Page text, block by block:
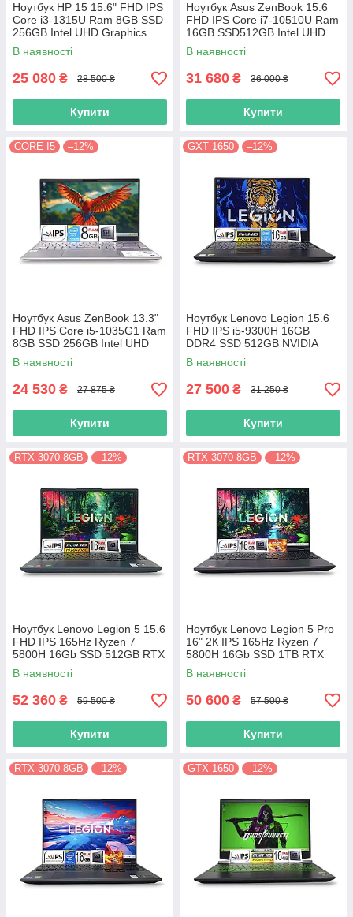
Ноутбук HP 15 15.6" FHD IPS
Сore i3-1315U Ram 8GB SSD
256GB Intel UHD Graphics
В наявності
25 080 ₴ 28 500 ₴
Купити
Ноутбук Asus ZenBook 15.6
FHD IPS Core i7-10510U Ram
16GB SSD512GB Intel UHD
Graphics
В наявності
31 680 ₴ 36 000 ₴
Купити
CORE I5 –12%
Ноутбук Asus ZenBook 13.3"
FHD IPS Core i5-1035G1 Ram
8GB SSD 256GB Intel UHD
Graphics
В наявності
24 530 ₴ 27 875 ₴
Купити
GXT 1650 –12%
Ноутбук Lenovo Legion 15.6
FHD IPS i5-9300H 16GB
DDR4 SSD 512GB NVIDIA
GTX1650
В наявності
27 500 ₴ 31 250 ₴
Купити
RTX 3070 8GB –12%
Ноутбук Lenovo Legion 5 15.6
FHD IPS 165Hz Ryzen 7
5800H 16Gb SSD 512GB RTX
3070 8GB
В наявності
52 360 ₴ 59 500 ₴
Купити
RTX 3070 8GB –12%
Ноутбук Lenovo Legion 5 Pro
16" 2К IPS 165Hz Ryzen 7
5800H 16Gb SSD 1TB RTX
3070 8GB
В наявності
50 600 ₴ 57 500 ₴
Купити
RTX 3070 8GB –12% GTX 1650 –12%